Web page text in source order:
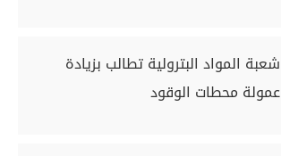
شعبة المواد البترولية تطالب بزيادة
عمولة محطات الوقود